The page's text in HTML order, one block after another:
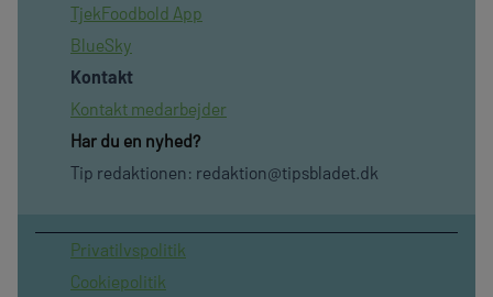
TjekFoodbold App
BlueSky
Kontakt
Kontakt medarbejder
Har du en nyhed?
Tip redaktionen: redaktion@tipsbladet.dk
Privatilvspolitik
Cookiepolitik